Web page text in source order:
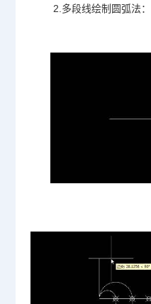
2.多段线绘制圆弧法：